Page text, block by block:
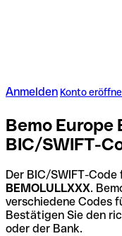
Anmelden Konto
Bemo Europe
BIC/SWIFT-
Der BIC/SWIFT-
BEMOLULLXXX.
verschiedene Codes
Bestätigen Sie den
oder der Bank.